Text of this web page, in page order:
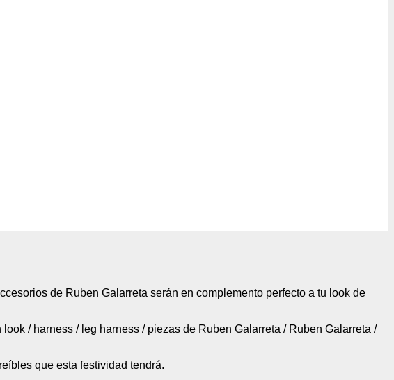
de Ruben Galarreta serán en complemento perfecto a tu look de
/ harness / leg harness / piezas de Ruben Galarreta / Ruben Galarreta /
que esta festividad tendrá.